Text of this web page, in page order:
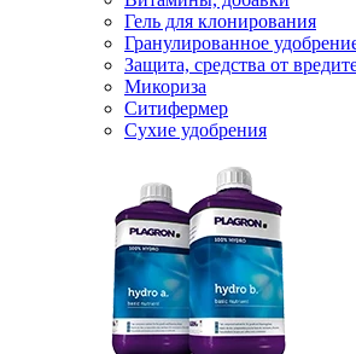
Гель для клонирования
Гранулированное
Защита, средства от
Микориза
Ситифермер
Сухие удобрения